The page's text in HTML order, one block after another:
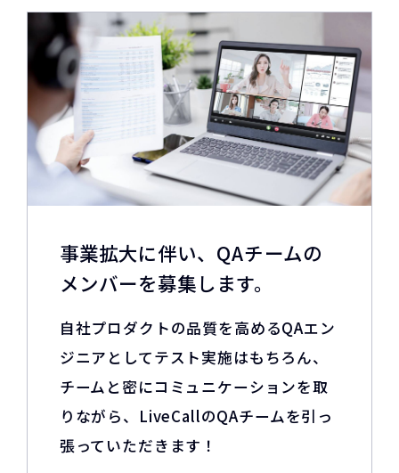
事業拡大に伴い、QAチームの
メンバーを募集します。
自社プロダクトの品質を高めるQAエン
ジニアとしてテスト実施はもちろん、
チームと密にコミュニケーションを取
りながら、LiveCallのQAチームを引っ
張っていただきます！